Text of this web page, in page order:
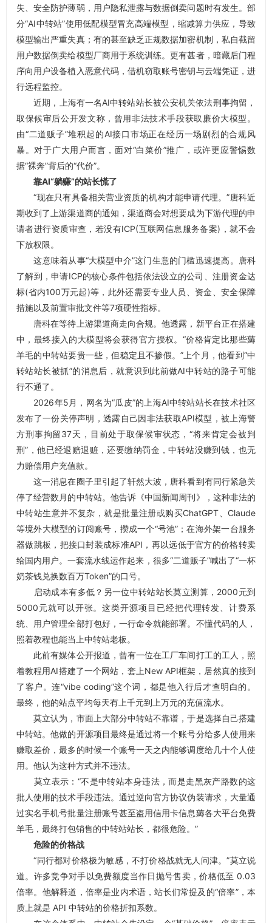
失、安全防护薄弱，用户隐私泄露与数据倒卖问题时有发生。部
分“AI中转站”使用低配模型冒充高端模型，缩减算力供应，导致
模型输出严重失真；有的甚至缺乏正规数据加密机制，私自截留
用户数据倒卖给模型厂商用于系统训练。更有甚者，暗藏后门程
序向用户设备植入恶意代码，借机窃取账号密钥与云端凭证，进
行远程监控。
近期，上海有一名AI中转站站长被公安机关依法刑事拘留，
取保候审后公开发文称，曾用非法技术手段获取廉价大模型。
由“二道贩子”堆积起的AI接口市场正在经历一场剧烈的合规风
暴。对于广大用户而言，面对“白菜价”推广，或许更应警惕数
据“裸奔”背后的“代价”。
靠AI“躺赚”的站长慌了
“现在只有具备相关营业资质的机构才能申请代理。”唐科近
期收到了上游渠道商的通知，渠道商会对想要成为下游代理的申
请者进行资质审查，若没有ICP(互联网信息服务备案)，就不会
下放权限。
这意味着从事“大模型中介”这门生意的门槛迅速提高。唐科
了解到，申请ICP的核心条件包括依法设立的公司、注册资金达
标(省内100万元起)等，此外还需要专业人员、资金、安全保障
措施以及前置审批文件等7项硬性指标。
唐科在等待上游渠道商走向合规。他透露，新平台正在搭建
中，最终接入的大模型将会获得官方授权。“价格肯定比那些薅
羊毛的中转站要贵一些，但稳定且不掺假。”上个月，他看到“中
转站站长被抓”的消息后，就意识到此前做AI中转站的路子可能
行不通了。
2026年5月，网名为“瓜皮”的上海AI中转站站长在技术社区
发布了一份关停声明，透露自己因非法获取API模型，被上海警
方刑事拘留37天，目前处于取保候审状态，“将来肯定会被判
刑”，他已经退赔退赃，还要缴纳罚金，中转站没赚到钱，也无
力赔偿用户充值款。
这一消息在圈子里引起了轩然大波，唐科看到有同行紧急关
停了经营数月的中转站。他告诉《中国新闻周刊》，这种非法的
中转站生意并不复杂，就是批量注册或购买ChatGPT、Claude
等境外大模型的订阅账号，攒成一个“号池”；在海外架一台服务
器做跳板，把接口封装成标准API，再以远低于官方的价格转卖
给国内用户。一套流水线运作起来，很多“二道贩子”喊出了“一杯
奶茶钱兑换数百万Token”的口号。
启动成本有多低？另一位中转站站长莫立测算，2000元到
5000元就可以开张。这类开源项目已经把代理转发、计费系
统、用户管理全部打包好，一行命令就能部署。不懂代码的人，
照着教程也能当上中转站老板。
此前有媒体公开报道，曾有一位在工厂车间打工的工人，照
着教程用AI搭建了一个网站，套上New API框架，居然真的接到
了客户。连“vibe coding”这个词，都是他入行后才查明白的。
最终，他的站点平均每天有上千元到上万元的充值流水。
莫立认为，市面上大部分中转站不靠谱，于是选择自己搭建
中转站。他做的开源项目最终是通过将一个账号分给多人使用来
赚取差价，最多的时候一个账号一天之内能够调度给几十个人使
用。他认为这种方式并不违法。
莫立表示：“不是中转站本身违法，而是走黑灰产路数的这
批人使用的技术手段违法。通过逆向官方协议伪装请求，大量通
过实名手机号批量注册账号甚至盗用信用卡信息薅各大平台免费
羊毛，最终打包销售的中转站站长，都很危险。”
危险的价格战
“同行都对价格极为敏感，不打价格战就无人问津。”莫立说
道。许多竞争对手以免费额度当作日抛号售卖，价格低至 0.03
倍率。他解释道，倍率是业内术语，站长们常提及的“倍率”，本
质上就是 API 中转站的价格折扣系数。